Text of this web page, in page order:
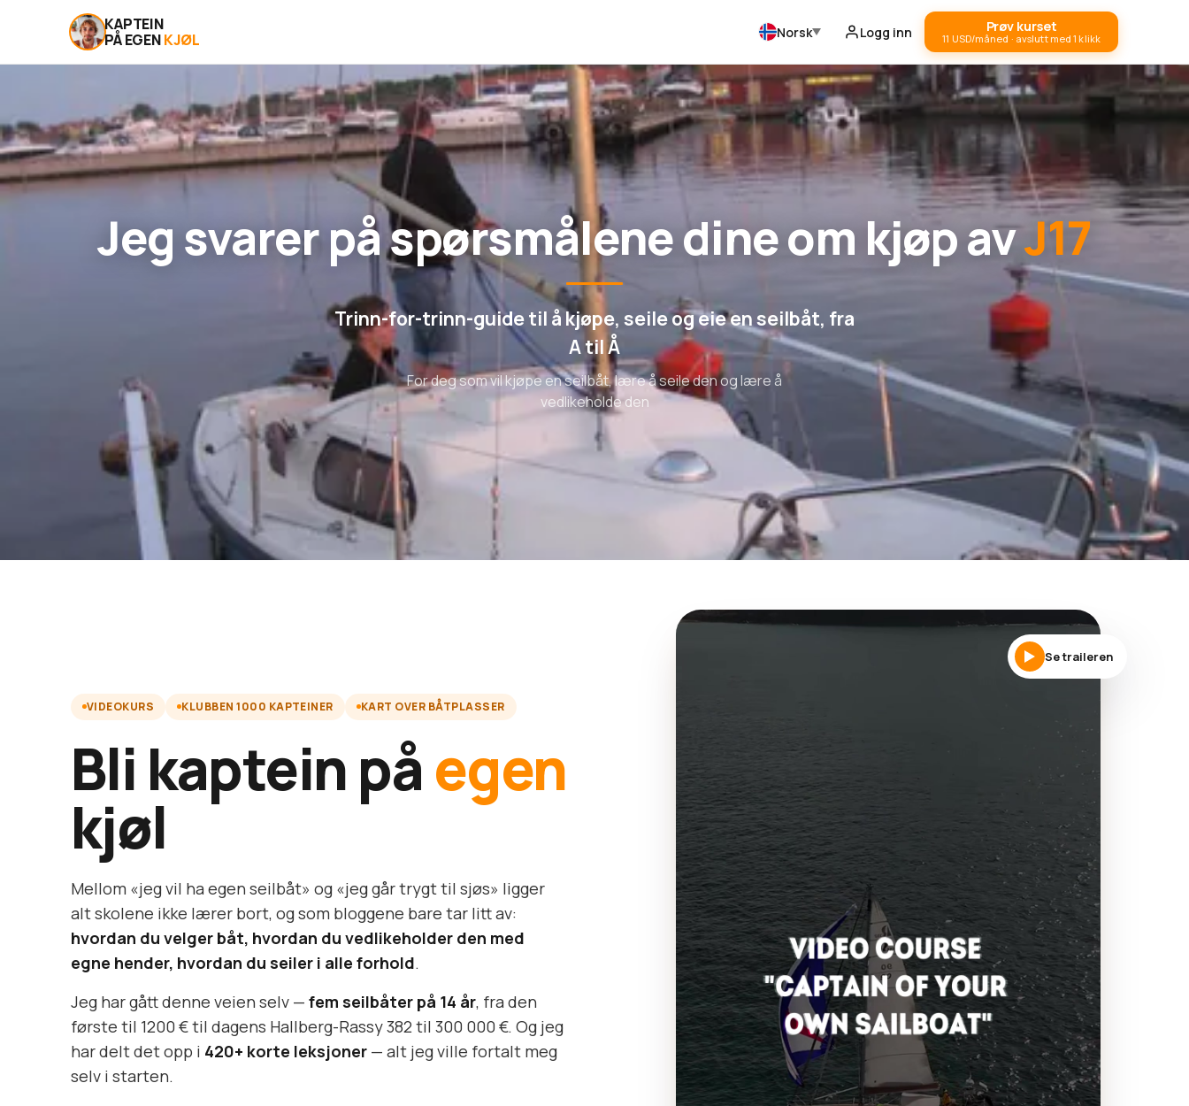
KAPTEIN
PÅ EGENKJØL Norsk Logg inn Prøv kurset
11 USD/måned · avslutt med 1 klikk
Jeg svarer på spørsmålene dine om kjøp avJ17
Trinn-for-trinn-guide til å kjøpe, seile og eie en seilbåt, fra
A til Å
For deg som vil kjøpe en seilbåt, lære å seile den og lære å
vedlikeholde den
VIDEOKURS KLUBBEN 1000 KAPTEINER KART OVER BÅTPLASSER
Bli kaptein påegen
kjøl
Mellom «jeg vil ha egen seilbåt» og «jeg går trygt til sjøs» ligger
alt skolene ikke lærer bort, og som bloggene bare tar litt av:
hvordan du velger båt, hvordan du vedlikeholder den med
egne hender, hvordan du seiler i alle forhold.
Jeg har gått denne veien selv — fem seilbåter på 14 år, fra den
første til 1200 € til dagens Hallberg-Rassy 382 til 300 000 €. Og jeg
har delt det opp i 420+ korte leksjoner — alt jeg ville fortalt meg
selv i starten.
Se traileren